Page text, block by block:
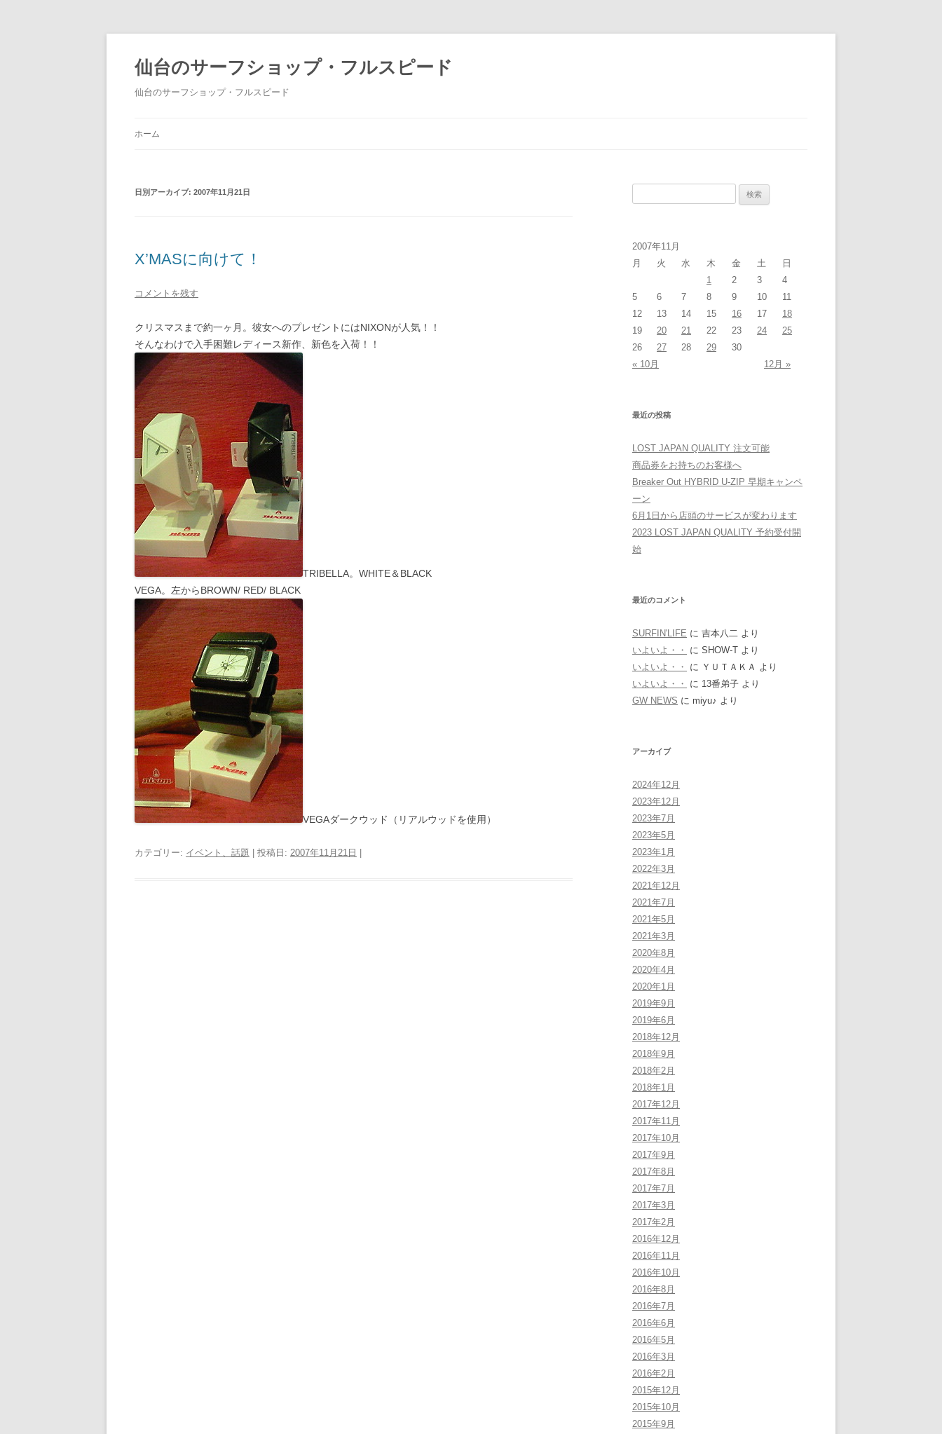
仙台のサーフショップ・フルスピード
仙台のサーフショップ・フルスピード
ホーム
日別アーカイブ: 2007年11月21日
X’MASに向けて！
コメントを残す
クリスマスまで約一ヶ月。彼女へのプレゼントにはNIXONが人気！！
そんなわけで入手困難レディース新作、新色を入荷！！
TRIBELLA。WHITE＆BLACK
VEGA。左からBROWN/ RED/ BLACK
VEGAダークウッド（リアルウッドを使用）
カテゴリー: イベント、話題 | 投稿日: 2007年11月21日
2007年11月
月
火 水 木 金 土
日
1
2 3
4
5
6 7 8 9 10
11
12
13 14 15 16 17
18
19
20 21 22 23 24
25
26
27 28 29
30
« 10月
12月 »
最近の投稿
LOST JAPAN QUALITY 注文可能
商品券をお持ちのお客様へ
Breaker Out HYBRID U-ZIP 早期キャンペ
ーン
6月1日から店頭のサービスが変わります
2023 LOST JAPAN QUALITY 予約受付開
始
最近のコメント
SURFIN'LIFE に 吉本八二 より
いよいよ・・
に SHOW-T より
いよいよ・・
に ＹＵＴＡＫＡ より
いよいよ・・
に 13番弟子 より
GW NEWS に miyu♪ より
アーカイブ
2024年12月
2023年12月
2023年7月
2023年5月
2023年1月
2022年3月
2021年12月
2021年7月
2021年5月
2021年3月
2020年8月
2020年4月
2020年1月
2019年9月
2019年6月
2018年12月
2018年9月
2018年2月
2018年1月
2017年12月
2017年11月
2017年10月
2017年9月
2017年8月
2017年7月
2017年3月
2017年2月
2016年12月
2016年11月
2016年10月
2016年8月
2016年7月
2016年6月
2016年5月
2016年3月
2016年2月
2015年12月
2015年10月
2015年9月